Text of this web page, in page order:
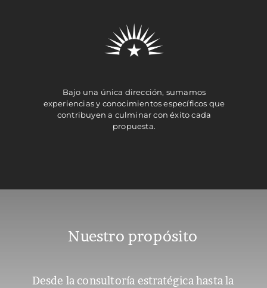
Bajo una única dirección, sumamos
experiencias y conocimientos específicos que
contribuyen a culminar con éxito cada
propuesta.
Nuestro propósito
Desde la consultoría estratégica hasta la